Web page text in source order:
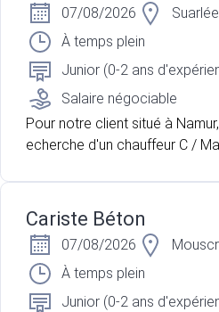
07/08/2026 Suarlée
À temps plein
Junior (0-2 ans
Salaire négociable
Pour notre client situé à
echerche d'un chauffeur C /
Cariste Béton
07/08/2026
À temps plein
Junior (0-2 ans